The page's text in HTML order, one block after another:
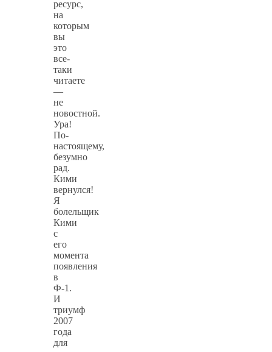
ресурс,
на
которым
вы
это
все-
таки
читаете
—
не
новостной.
Ура!
По-
настоящему,
безумно
рад.
Кими
вернулся!
Я
болельщик
Кими
с
его
момента
появления
в
Ф-1.
И
триумф
2007
года
для